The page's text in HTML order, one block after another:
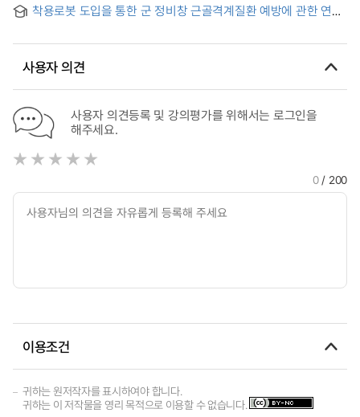
착용로봇 도입을 통한 군 정비창 근골격계질환 예방에 관한 연구
사용자 의견
사용자 의견등록 및 강의평가를 위해서는 로그인을
해주세요.
0/ 200
이용조건
귀하는 원저작자를 표시하여야 합니다.
귀하는 이 저작물을 영리 목적으로 이용할 수 없습니다.